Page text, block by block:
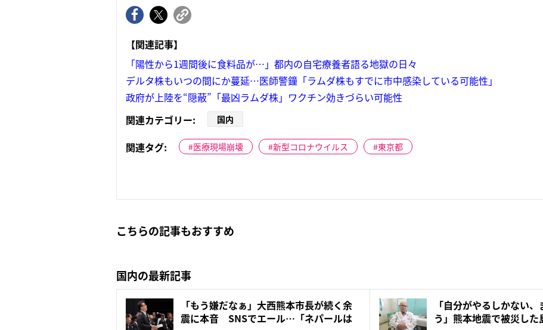
【関連記事】
「陽性から1週間後に食料品が…」都内の自宅療養者語る地獄の日々
デルタ株もいつの間にか蔓延…医師警鐘「ラムダ株もすでに市中感染している可能性」
政府が上陸を“隠蔽”「最凶ラムダ株」ワクチン効きづらい可能性
関連カテゴリー:
国内
関連タグ: 医療現場崩壊 新型コロナウイルス 東京都
こちらの記事もおすすめ
国内の最新記事
「もう嫌だなぁ」大西熊本市長が続く余
震に本音 SNSでエール…「ネパールは
「自分がやるしかない
う」熊本地震で被災し